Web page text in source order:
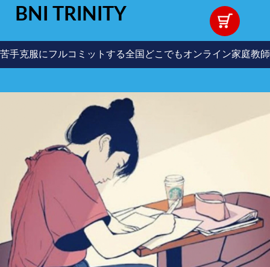
BNI TRINITY
苦手克服にフルコミットする全国どこでもオンライン家庭教師